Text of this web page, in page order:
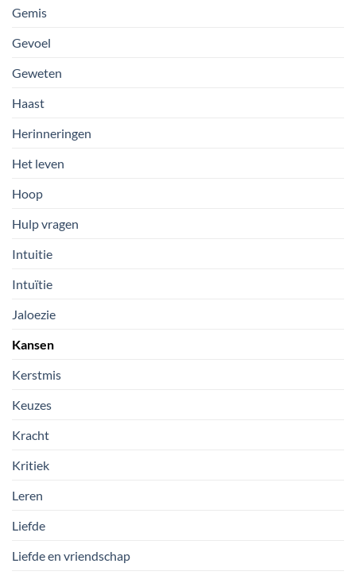
Gemis
Gevoel
Geweten
Haast
Herinneringen
Het leven
Hoop
Hulp vragen
Intuitie
Intuïtie
Jaloezie
Kansen
Kerstmis
Keuzes
Kracht
Kritiek
Leren
Liefde
Liefde en vriendschap